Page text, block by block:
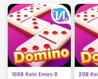
100B Koin Emas-D 20B